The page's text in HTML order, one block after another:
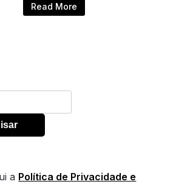
Read More
a Política de Privacidade e